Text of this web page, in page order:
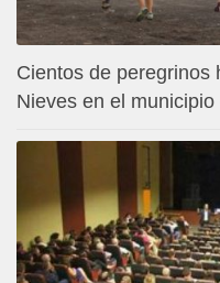
Cientos de peregrinos
Nieves en el municipio